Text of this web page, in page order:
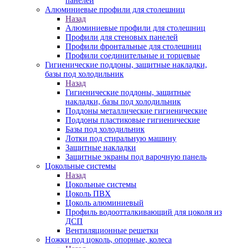
Алюминиевые профили для столешниц
Назад
Алюминиевые профили для столешниц
Профили для стеновых панелей
Профили фронтальные для столешниц
Профили соединительные и торцевые
Гигиенические поддоны, защитные накладки,
базы под холодильник
Назад
Гигиенические поддоны, защитные
накладки, базы под холодильник
Поддоны металлические гигиенические
Поддоны пластиковые гигиенические
Базы под холодильник
Лотки под стиральную машину
Защитные накладки
Защитные экраны под варочную панель
Цокольные системы
Назад
Цокольные системы
Цоколь ПВХ
Цоколь алюминиевый
Профиль водоотталкивающий для цоколя из
ДСП
Вентиляционные решетки
Ножки под цоколь, опорные, колеса